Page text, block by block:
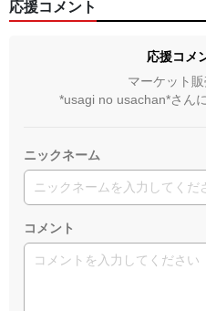
応援コメント
応援コ
マーケット
*usagi no usachan*さん
ニックネーム
コメント